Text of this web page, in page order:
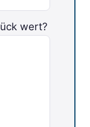
wert?